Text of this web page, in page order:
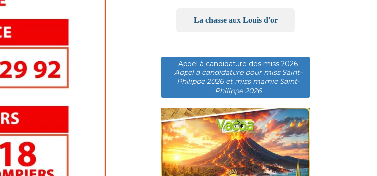
La chasse aux Louis d'or
Appel à candidature des miss 2026
Appel à candidature pour miss Saint-
Philippe 2026 et miss mamie Saint-
Philippe 2026